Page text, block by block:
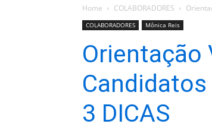
Home COLABORADORES
COLABORADORES Mônica Reis
Orientação
3 DICAS